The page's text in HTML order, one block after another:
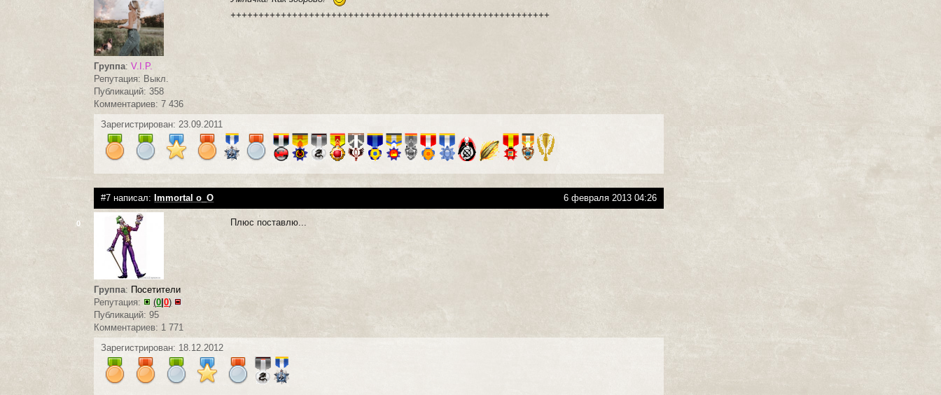
Группа:V.I.P.
Репутация: Выкл.
Публикаций: 358
Комментариев: 7 436
+++++++++++++++++++++++++++++++++++++++++++++++++++++++++
Зарегистрирован: 23.09.2011
#7 написал: Immortal o_O 6 февраля 2013 04:26
0
Группа: Посетители
Репутация:
(0 |0)
Публикаций: 95
Комментариев: 1 771
Плюс поставлю...
Зарегистрирован: 18.12.2012